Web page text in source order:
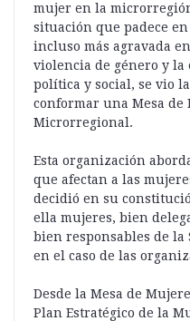
mujer en la
situación que padece
incluso más agravada
violencia de género y la
política y social, se vio
conformar una Mesa de
Microrregional.
Esta organización
que afectan a las
decidió en su
ella mujeres, bien
bien responsables de la
en el caso de las
Desde la Mesa de
Plan Estratégico de la